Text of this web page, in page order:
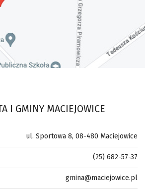
I GMINY MACIEJOWICE
ul. Sportowa 8, 08-480 Maciejowice
(25) 682-57-37
gmina@maciejowice.pl